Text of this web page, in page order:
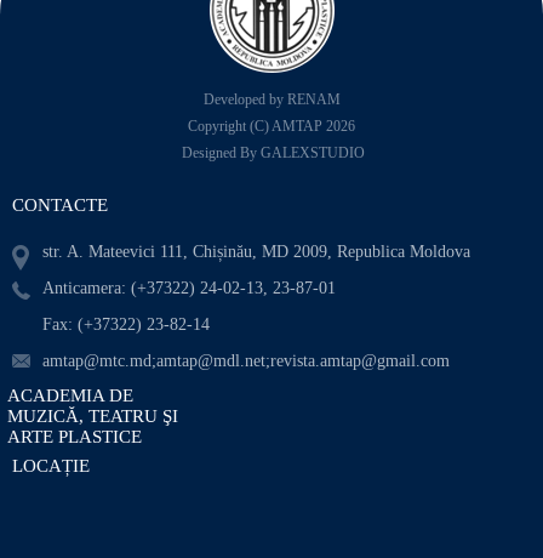
Developed by RENAM
Copyright (C) AMTAP 2026
Designed By GALEXSTUDIO
CONTACTE
str. A. Mateevici 111, Chișinău, MD 2009, Republica Moldova
Anticamera: (+37322) 24-02-13, 23-87-01
Fax: (+37322) 23-82-14
amtap@mtc.md;amtap@mdl.net;revista.amtap@gmail.com
ACADEMIA DE
MUZICĂ, TEATRU ŞI
ARTE PLASTICE
LOCAȚIE